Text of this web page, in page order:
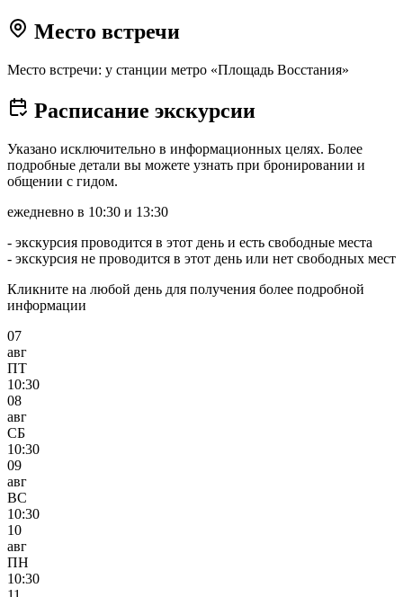
Место встречи
Место встречи: у станции метро «Площадь Восстания»
Расписание экскурсии
Указано исключительно в информационных целях. Более
подробные детали вы можете узнать при бронировании и
общении с гидом.
ежедневно в 10:30 и 13:30
- экскурсия проводится в этот день и есть свободные места
- экскурсия не проводится в этот день или нет свободных мест
Кликните на любой день для получения более подробной
информации
07
авг
ПТ
10:30
08
авг
СБ
10:30
09
авг
ВС
10:30
10
авг
ПН
10:30